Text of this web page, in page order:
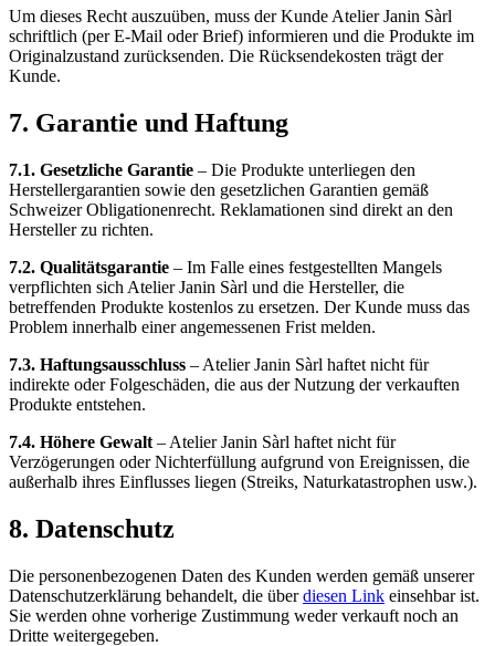
Um dieses Recht auszuüben, muss der Kunde Atelier Janin Sàrl
schriftlich (per E-Mail oder Brief) informieren und die Produkte im
Originalzustand zurücksenden. Die Rücksendekosten trägt der
Kunde.
7. Garantie und Haftung
7.1. Gesetzliche Garantie – Die Produkte unterliegen den
Herstellergarantien sowie den gesetzlichen Garantien gemäß
Schweizer Obligationenrecht. Reklamationen sind direkt an den
Hersteller zu richten.
7.2. Qualitätsgarantie – Im Falle eines festgestellten Mangels
verpflichten sich Atelier Janin Sàrl und die Hersteller, die
betreffenden Produkte kostenlos zu ersetzen. Der Kunde muss das
Problem innerhalb einer angemessenen Frist melden.
7.3. Haftungsausschluss – Atelier Janin Sàrl haftet nicht für
indirekte oder Folgeschäden, die aus der Nutzung der verkauften
Produkte entstehen.
7.4. Höhere Gewalt – Atelier Janin Sàrl haftet nicht für
Verzögerungen oder Nichterfüllung aufgrund von Ereignissen, die
außerhalb ihres Einflusses liegen (Streiks, Naturkatastrophen usw.).
8. Datenschutz
Die personenbezogenen Daten des Kunden werden gemäß unserer
Datenschutzerklärung behandelt, die überdiesen Link einsehbar ist.
Sie werden ohne vorherige Zustimmung weder verkauft noch an
Dritte weitergegeben.